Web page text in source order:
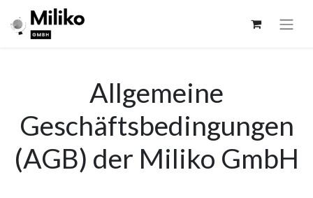
Allgemeine
Geschäftsbedingungen
(AGB) der Miliko GmbH